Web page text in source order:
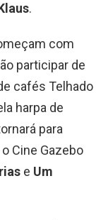
.
com
participar de
cafés Telhado
harpa de
para
Cine Gazebo
e Um